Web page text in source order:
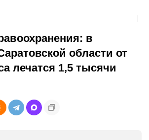
в
области от
лечатся 1,5 тысячи